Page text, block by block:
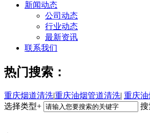
新闻动态
公司动态
行业动态
最新资讯
联系我们
热门搜索：
重庆烟道清洗|重庆油烟管道清洗| 重庆油
选择类型+
搜